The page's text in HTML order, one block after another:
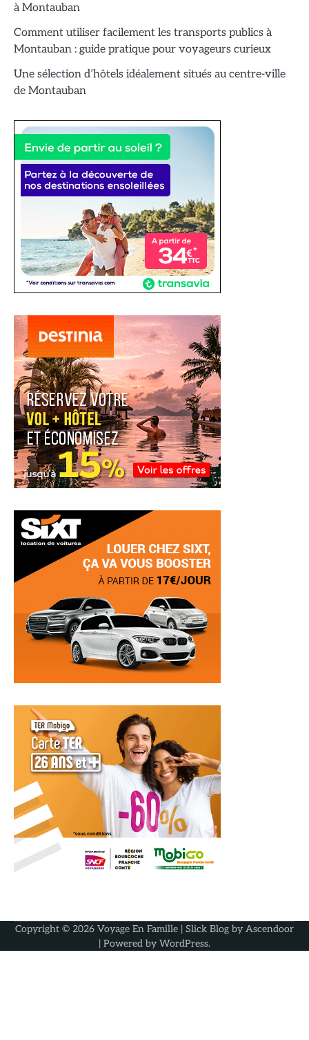
à Montauban
Comment utiliser facilement les transports publics à
Montauban : guide pratique pour voyageurs curieux
Une sélection d’hôtels idéalement situés au centre-ville
de Montauban
Copyright © 2026 Voyage En Famille | Slick Blog by Ascendoor
| Powered by WordPress.